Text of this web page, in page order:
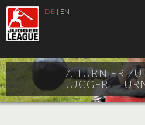
DE | EN
7. TURNIER ZU
JUGGER -